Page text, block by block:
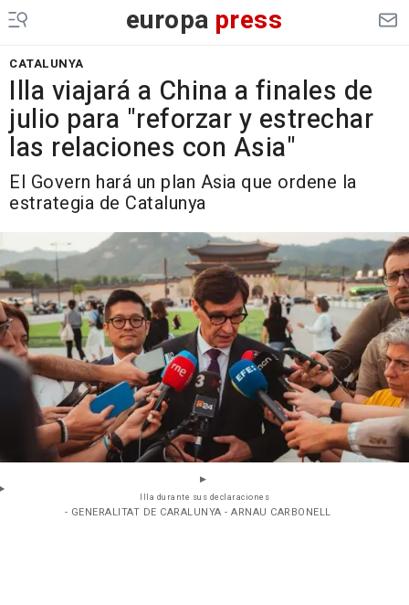
europa press
CATALUNYA
Illa viajará a China a finales de
julio para "reforzar y estrechar
las relaciones con Asia"
El Govern hará un plan Asia que ordene la
estrategia de Catalunya
Illa durante sus declaraciones
- GENERALITAT DE CARALUNYA - ARNAU CARBONELL